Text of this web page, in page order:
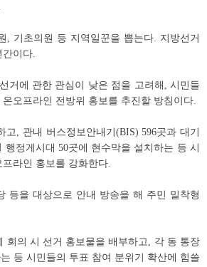
, 기초의원 등 지역일꾼을 뽑는다. 지방선거
간이다.
거에 관한 관심이 낮은 점을 고려해, 시민들
오프라인 전방위 홍보를 추진할 방침이다.
, 관내 버스정보안내기(BIS) 596곳과 대기
정게시대 50곳에 현수막을 설치하는 등 시
라인 홍보를 강화한다.
등을 대상으로 안내 방송을 해 주민 밀착형
회의 시 선거 홍보물을 배부하고, 각 동 통장
등 시민들의 투표 참여 분위기 확산에 힘쓸